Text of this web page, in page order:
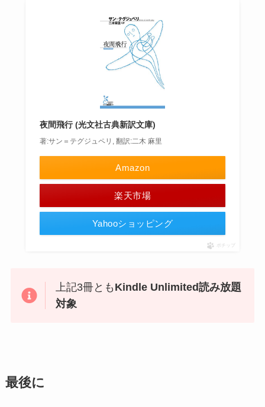
夜間飛行 (光文社古典新訳文庫)
著:サン＝テグジュペリ, 翻訳:二木 麻里
Amazon
楽天市場
Yahooショッピング
ポチップ
上記3冊とも Kindle Unlimited読み放題
対象
最後に